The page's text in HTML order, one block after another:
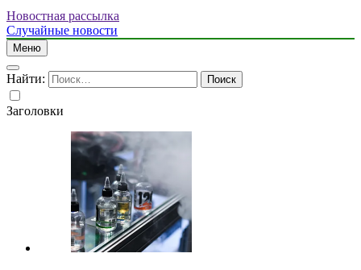
Новостная рассылка
Случайные новости
Меню
Найти:
Заголовки